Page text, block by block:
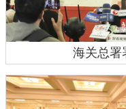
海关总署